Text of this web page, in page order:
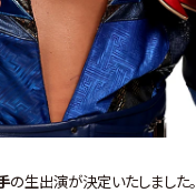
の生出演が決定いたしました。